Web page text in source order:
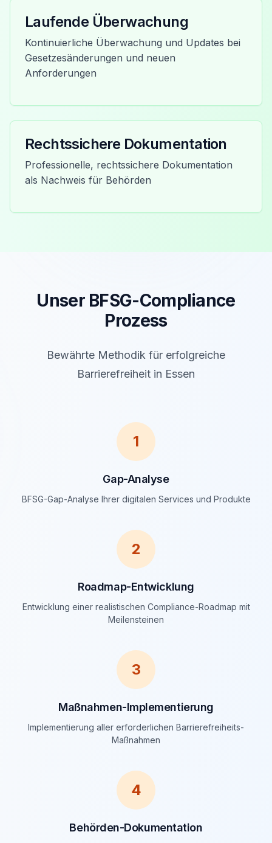
Laufende Überwachung
Kontinuierliche Überwachung und Updates bei
Gesetzesänderungen und neuen
Anforderungen
Rechtssichere Dokumentation
Professionelle, rechtssichere Dokumentation
als Nachweis für Behörden
Unser BFSG-Compliance
Prozess
Bewährte Methodik für erfolgreiche
Barrierefreiheit in Essen
1
Gap-Analyse
BFSG-Gap-Analyse Ihrer digitalen Services und Produkte
2
Roadmap-Entwicklung
Entwicklung einer realistischen Compliance-Roadmap mit
Meilensteinen
3
Maßnahmen-Implementierung
Implementierung aller erforderlichen Barrierefreiheits-
Maßnahmen
4
Behörden-Dokumentation